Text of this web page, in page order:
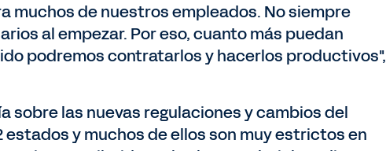
muchos de nuestros empleados. No siempre
al empezar. Por eso, cuanto más puedan
podremos contratarlos y hacerlos productivos",
sobre las nuevas regulaciones y cambios del
estados y muchos de ellos son muy estrictos en